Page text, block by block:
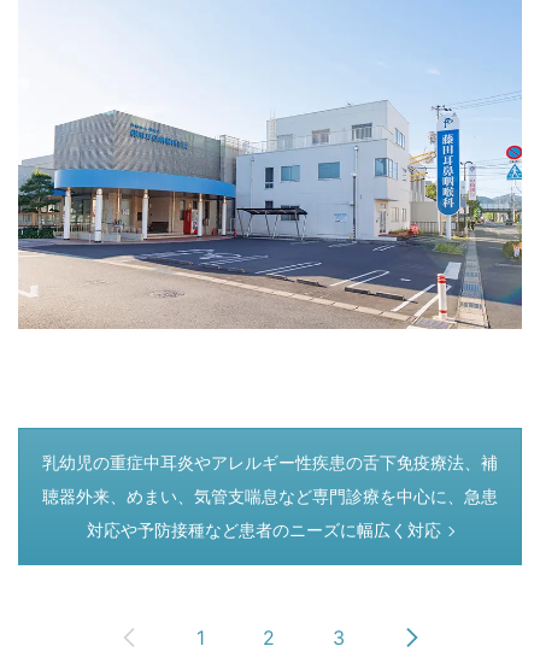
つぎのページ
乳幼児の重症中耳炎やアレルギー性疾患の舌下免疫療法、補
聴器外来、めまい、気管支喘息など専門診療を中心に、急患
対応や予防接種など患者のニーズに幅広く対応
1 2 3